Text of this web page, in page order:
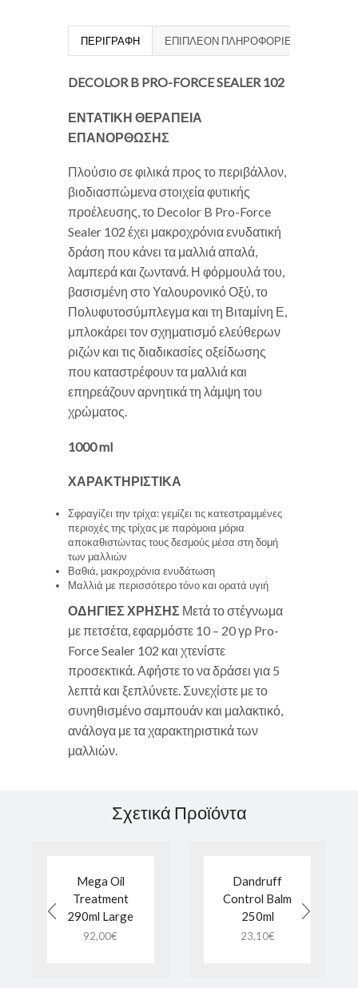
ΠΕΡΙΓΡΑΦΉ ΕΠΙΠΛΈΟΝ ΠΛΗΡΟΦΟΡΊΕΣ
DECOLOR B PRO-FORCE SEALER 102
ΕΝΤΑΤΙΚΗ ΘΕΡΑΠΕΙΑ
ΕΠΑΝΟΡΘΩΣΗΣ
Πλούσιο σε φιλικά προς το περιβάλλον,
βιοδιασπώμενα στοιχεία φυτικής
προέλευσης, το Decolor B Pro-Force
Sealer 102 έχει μακροχρόνια ενυδατική
δράση που κάνει τα μαλλιά απαλά,
λαμπερά και ζωντανά. Η φόρμουλά του,
βασισμένη στο Υαλουρονικό Οξύ, το
Πολυφυτοσύμπλεγμα και τη Βιταμίνη Ε,
μπλοκάρει τον σχηματισμό ελεύθερων
ριζών και τις διαδικασίες οξείδωσης
που καταστρέφουν τα μαλλιά και
επηρεάζουν αρνητικά τη λάμψη του
χρώματος.
1000 ml
ΧΑΡΑΚΤΗΡΙΣΤΙΚΑ
Σφραγίζει την τρίχα: γεμίζει τις κατεστραμμένες
περιοχές της τρίχας με παρόμοια μόρια
αποκαθιστώντας τους δεσμούς μέσα στη δομή
των μαλλιών
Βαθιά, μακροχρόνια ενυδάτωση
Μαλλιά με περισσότερο τόνο και ορατά υγιή
ΟΔΗΓΙΕΣ ΧΡΗΣΗΣ Μετά το στέγνωμα
με πετσέτα, εφαρμόστε 10 – 20 γρ Pro-
Force Sealer 102 και χτενίστε
προσεκτικά. Αφήστε το να δράσει για 5
λεπτά και ξεπλύνετε. Συνεχίστε με το
συνηθισμένο σαμπουάν και μαλακτικό,
ανάλογα με τα χαρακτηριστικά των
μαλλιών.
Σχετικά Προϊόντα
Mega Oil
Treatment
290ml Large
92,00€
Dandruff
Control Balm
250ml
23,10€